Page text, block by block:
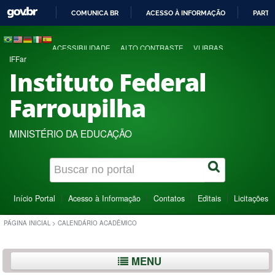
COMUNICA BR ACESSO À INFORMAÇÃO
ACESSIBILIDADE ALTO CONTRASTE VLIBRAS
IFFar
Instituto Federal
Farroupilha
MINISTÉRIO DA EDUCAÇÃO
Início Portal Acesso à Informação Contatos Editais Licitações
PÁGINA INICIAL > CALENDÁRIO ACADÊMICO
MENU